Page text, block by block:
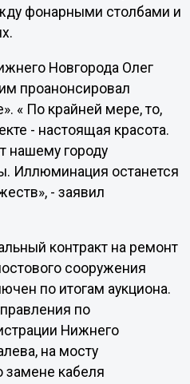
фонарными столбами и
Новгорода Олег
проанонсировал
« По крайней мере, то,
- настоящая красота.
нашему городу
Иллюминация останется
- заявил
контракт на ремонт
сооружения
по итогам аукциона.
по
Нижнего
на мосту
замене кабеля